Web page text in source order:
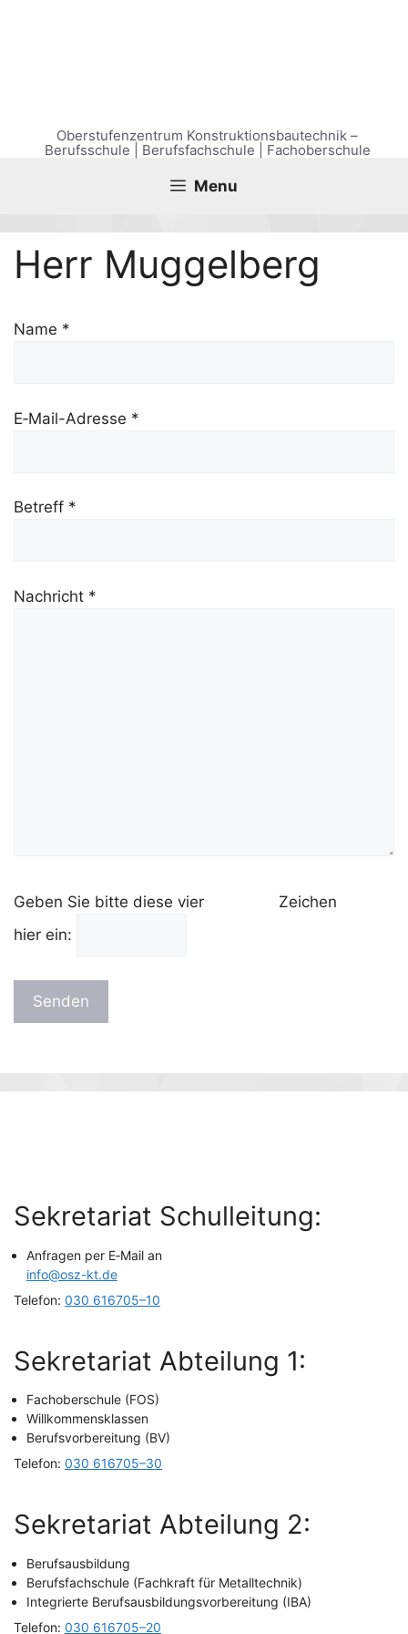
Oberstufenzentrum Konstruktionsbautechnik –
Berufsschule | Berufsfachschule | Fachoberschule
Menu
Herr Mug­gel­berg
Name *
E‑Mail-Adres­se *
Betreff *
Nach­richt *
Geben Sie bit­te die­se vier
Zei­chen
hier ein:
Sekre­ta­ri­at Schulleitung:
Anfra­gen per E‑Mail an
info@osz-kt.de
Tele­fon: 030 616705–10
Sekre­ta­ri­at Abtei­lung 1:
Fach­ober­schu­le (FOS)
Will­kom­mens­klas­sen
Berufs­vor­be­rei­tung (BV)
Tele­fon: 030 616705–30
Sekre­ta­ri­at Abtei­lung 2:
Berufs­aus­bil­dung
Berufs­fach­schu­le (Fach­kraft für Metalltechnik)
Inte­grier­te Berufs­aus­bil­dungs­vor­be­rei­tung (IBA)
Tele­fon: 030 616705–20